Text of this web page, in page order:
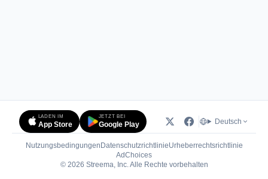
LADEN IM
App Store
JETZT BEI
Google Play Deutsch
Nutzungsbedingungen DatenschutzrichtlinieUrheberrechtsrichtlinie
AdChoices(öffnet in neuem Tab)
© 2026 Streema, Inc. Alle Rechte vorbehalten